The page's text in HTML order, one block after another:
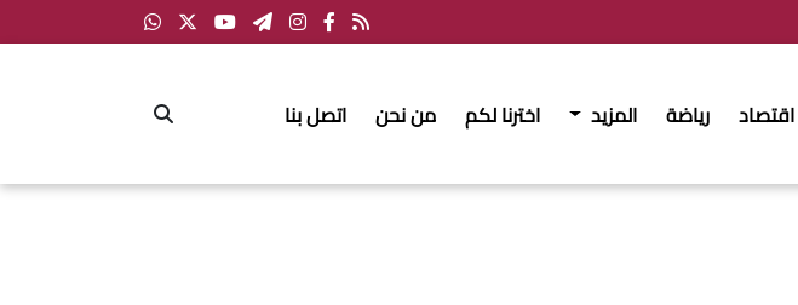
اقتصاد رياضة المزيد اخترنا لكم من نحن اتصل بنا